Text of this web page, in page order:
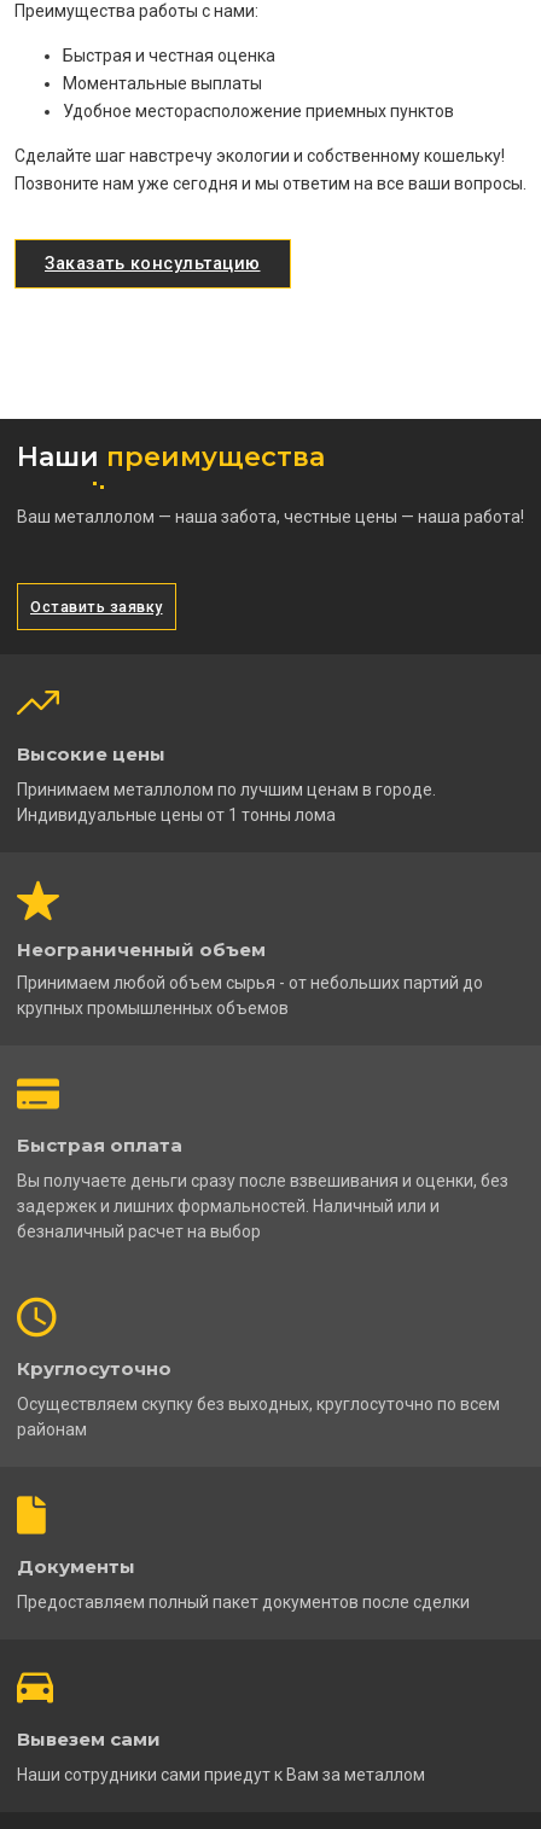
Преимущества работы с нами:
Быстрая и честная оценка
Моментальные выплаты
Удобное месторасположение приемных пунктов
Сделайте шаг навстречу экологии и собственному кошельку!
Позвоните нам уже сегодня и мы ответим на все ваши вопросы.
Заказать консультацию
Наши преимущества
Ваш металлолом — наша забота, честные цены — наша работа!
Оставить заявку
Высокие цены
Принимаем металлолом по лучшим ценам в городе.
Индивидуальные цены от 1 тонны лома
Неограниченный объем
Принимаем любой объем сырья - от небольших партий до
крупных промышленных объемов
Быстрая оплата
Вы получаете деньги сразу после взвешивания и оценки, без
задержек и лишних формальностей. Наличный или и
безналичный расчет на выбор
Круглосуточно
Осуществляем скупку без выходных, круглосуточно по всем
районам
Документы
Предоставляем полный пакет документов после сделки
Вывезем сами
Наши сотрудники сами приедут к Вам за металлом